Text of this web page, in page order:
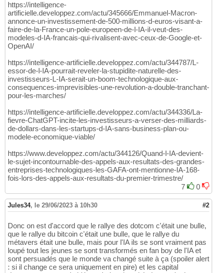
https://intelligence-
artificielle.developpez.com/actu/345666/Emmanuel-Macron-
annonce-un-investissement-de-500-millions-d-euros-visant-a-
faire-de-la-France-un-pole-europeen-de-l-IA-il-veut-des-
modeles-d-IA-francais-qui-rivalisent-avec-ceux-de-Google-et-
OpenAI/
https://intelligence-artificielle.developpez.com/actu/344787/L-
essor-de-l-IA-pourrait-reveler-la-stupidite-naturelle-des-
investisseurs-L-IA-serait-un-boom-technologique-aux-
consequences-imprevisibles-une-revolution-a-double-tranchant-
pour-les-marches/
https://intelligence-artificielle.developpez.com/actu/344336/La-
fievre-ChatGPT-incite-les-investisseurs-a-verser-des-milliards-
de-dollars-dans-les-startups-d-IA-sans-business-plan-ou-
modele-economique-viable/
https://www.developpez.com/actu/344126/Quand-l-IA-devient-
le-sujet-incontournable-des-appels-aux-resultats-des-grandes-
entreprises-technologiques-les-GAFA-ont-mentionne-IA-168-
fois-lors-des-appels-aux-resultats-du-premier-trimestre/
7
0
Jules34, le 29/06/2023 à 10h30 #2
Donc on est d'accord que le rallye des dotcom c'était une bulle,
que le rallye du bitcoin c'était une bulle, que le rallye du
métavers était une bulle, mais pour l'IA ils se sont vraiment pas
loupé tout les jeunes se sont transformés en fan boy de l'IA et
sont persuadés que le monde va changé suite à ça (spoiler alert
: si il change ce sera uniquement en pire) et les capital